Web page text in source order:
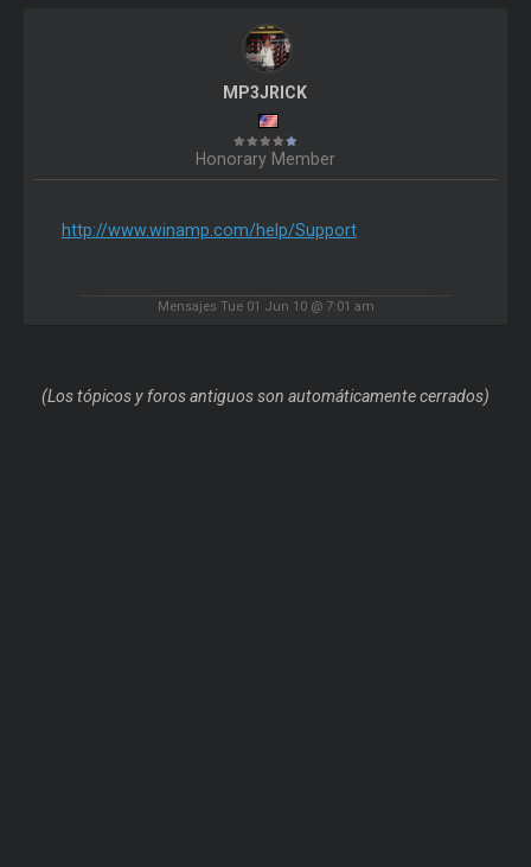
MP3JRICK
Honorary Member
http://www.winamp.com/help/Support
Mensajes Tue 01 Jun 10 @ 7:01 am
(Los tópicos y foros antiguos son automáticamente cerrados)